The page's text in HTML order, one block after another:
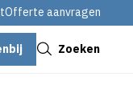
Offerte aanvragen
Zoeken